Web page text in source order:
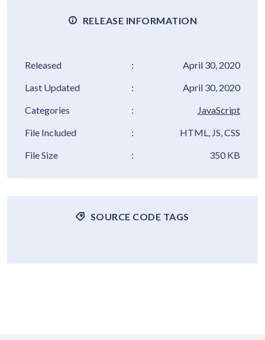
RELEASE INFORMATION
Released :
April 30, 2020
Last Updated
:
April 30, 2020
Categories
:
JavaScript
File Included
:
HTML, JS, CSS
File Size
: 350 KB
SOURCE CODE TAGS